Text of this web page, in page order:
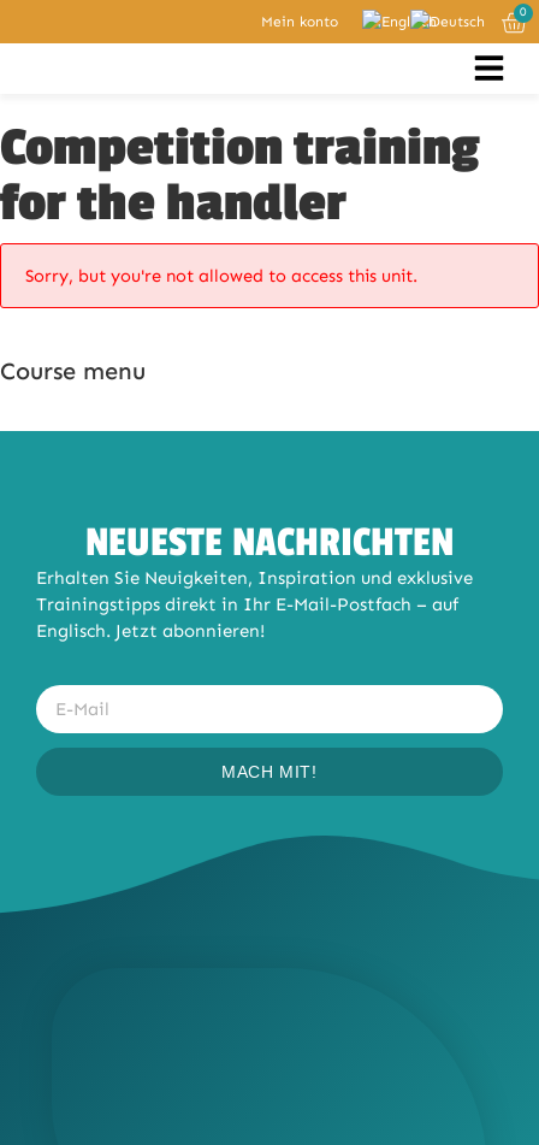
Mein konto
0
Competition training
for the handler
Sorry, but you're not allowed to access this unit.
Course menu
NEUESTE NACHRICHTEN
Erhalten Sie Neuigkeiten, Inspiration und exklusive
Trainingstipps direkt in Ihr E-Mail-Postfach – auf
Englisch. Jetzt abonnieren!
MACH MIT!